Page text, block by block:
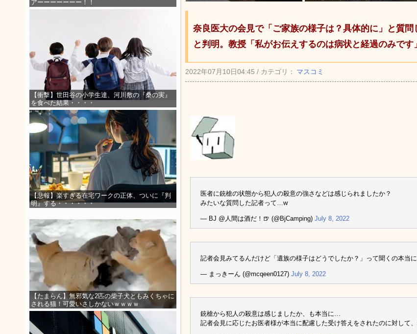
アーーーーーーー！！
【衝撃】世田谷の小学生達、河川敷の『桑の実』
を食べた結果・・・・
【悲報】楽すぎる在宅ワークの正体、ついに『判
明』する・・・・・・
【たまらん】無邪気な2匹の柴子犬ともみくちゃに
される猫！可愛いさしかないｗｗｗｗ
奈良医大の会見で「ご家族の様子は？具体的に」と質
と判明。教授「私がお伝えするのは病状と経過のみです」
2022年07月10日04:45 / カテゴリ： マスコミ
医者に銃槍の状態から犯人の殺意の強さなどは感じられましたか？
みたいな質問した記者って…w
— BJ @人間は酒だ！🍺 (@BjCamping) July 8, 2022
記者会見みてるんだけど「遺族の様子はどうでしたか？」って聞くの本当
— まっきーん (@mcqeen0127) July 8, 2022
銃槍から犯人の殺意は感じましたか、も本当に…
記者会見に応じたお医者様が本当に配慮した受け答えをされたのに対して